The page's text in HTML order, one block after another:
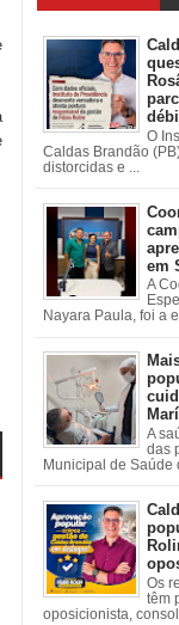
O
Caldas Brandão
distorcidas e ...
em
A
Nayara Paula, foi a
Marí
A
das
Municipal de Saúde
Os
têm
oposicionista,